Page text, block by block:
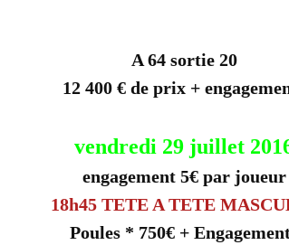
A 64 sortie 20
12 400 € de prix +
vendredi 29 juillet
engagement 5€ par joueur
18h45 TETE A TETE
Poules * 750€ +